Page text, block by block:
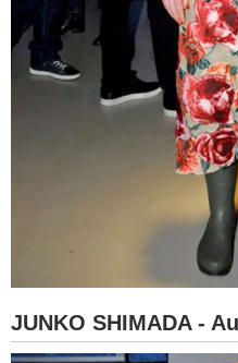
JUNKO SHIMADA -